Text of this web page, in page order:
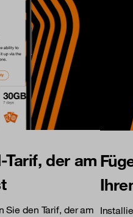
Tarif, der am
Sie den Tarif, der am